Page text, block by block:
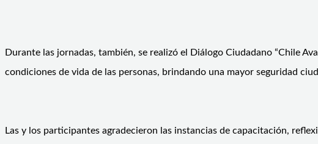
Durante las jornadas, también, se realizó el Diálogo Ciudadano “Chile
condiciones de vida de las personas, brindando una mayor seguridad
Las y los participantes agradecieron las instancias de capacitación,